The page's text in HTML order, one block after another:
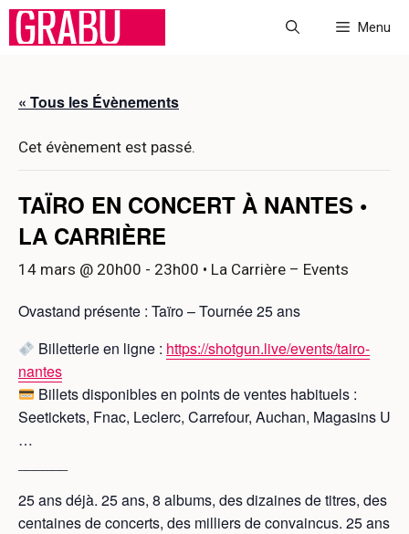
Aller
Menu
« Tous les Évènements
Cet évènement est passé.
TAÏRO EN CONCERT À NANTES •
LA CARRIÈRE
14 mars @ 20h00 - 23h00 • La Carrière – Events
Ovastand présente : Taïro – Tournée 25 ans
Billetterie en ligne : https://shotgun.live/events/tairo-
nantes
Billets disponibles en points de ventes habituels :
Seetickets, Fnac, Leclerc, Carrefour, Auchan, Magasins U
…
25 ans déjà. 25 ans, 8 albums, des dizaines de titres, des
centaines de concerts, des milliers de convaincus. 25 ans